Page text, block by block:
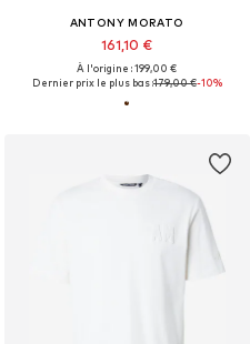
ANTONY MORATO
161,10 €
À l'origine : 199,00 €
Dernier prix le plus bas :179,00 €-10%